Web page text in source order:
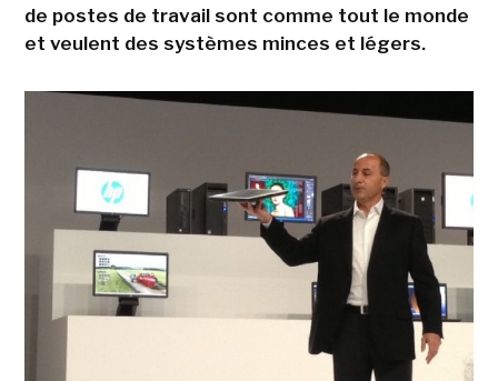
de postes de travail sont comme tout le monde
et veulent des systèmes minces et légers.